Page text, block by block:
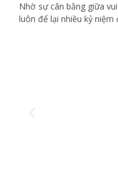
Nhờ sự cân bằng giữa
luôn để lại nhiều kỷ niệm